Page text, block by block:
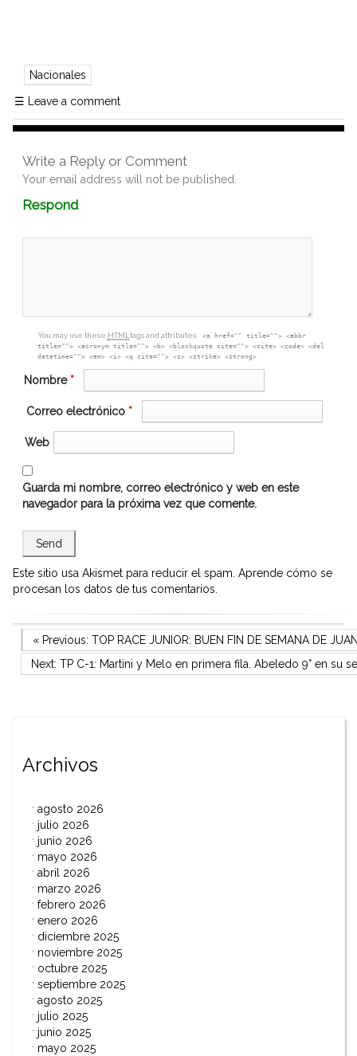
Nacionales
☰ Leave a comment
Write a Reply or Comment
Your email address will not be published.
RespondComment
box
You may use these HTMLtags and attributes:
<a href="" title=""> <abbr
title=""> <acronym title=""> <b> <blockquote cite=""> <cite> <code> <del
datetime=""> <em> <i> <q cite=""> <s> <strike> <strong>
Nombre *
Correo electrónico *
Web
Guarda mi nombre, correo electrónico y web en este
navegador para la próxima vez que comente.
Este sitio usa Akismet para reducir el spam. Aprende cómo se
procesan los datos de tus comentarios.
Navegación
de
Previous Post
« Previous: TOP RACE JUNIOR: BUEN FIN DE SEMANA DE
Next Post
Next: TP C-1: Martini y Melo en primera fila. Abeledo 9° en su
Archivos
agosto 2026
julio 2026
junio 2026
mayo 2026
abril 2026
marzo 2026
febrero 2026
enero 2026
diciembre 2025
noviembre 2025
octubre 2025
septiembre 2025
agosto 2025
julio 2025
junio 2025
mayo 2025